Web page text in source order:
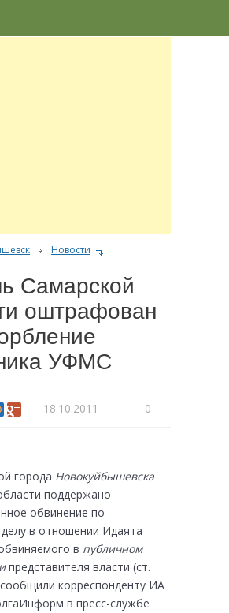
Новости
Самарской
оштрафован
УФМС
18.10.2011 0
города Новокуйбышевска
поддержано
обвинение по
в отношении Идаята
в публичном
представителя власти (ст.
корреспонденту ИА
в пресс-службе